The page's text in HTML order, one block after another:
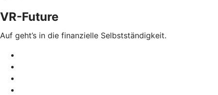
VR-Future
Auf geht’s in die finanzielle Selbstständigkeit.